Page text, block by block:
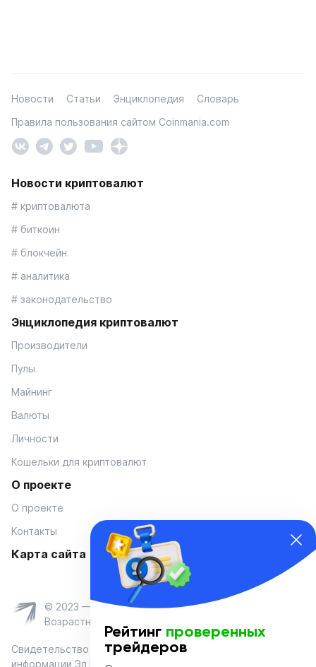
Новости Статьи Энциклопедия
Словарь
Правила пользования сайтом Coinmania.com
Новости криптовалют
# криптовалюта
# биткоин
# блокчейн
# аналитика
# законодательство
Энциклопедия криптовалют
Производители
Пулы
Майнинг
Валюты
Личности
Кошельки для криптовалют
О проекте
О проекте
Контакты
Карта сайта
© 2023 — Coinmania
Возрастное ограничение 16+
Свидетельство о регистрации средства массовой
информации Эл № ФС 77-74908 от «25» января 2019 г.
Рейтинг проверенных
трейдеров